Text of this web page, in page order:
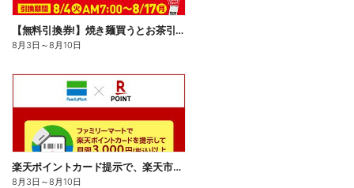
【無料引換券!】焼き麺買うとお茶引換券貰える!
8月3日 ～8月10日
楽天ポイントカード提示で、楽天市場でのお買い物がおトクに!
8月3日 ～8月10日